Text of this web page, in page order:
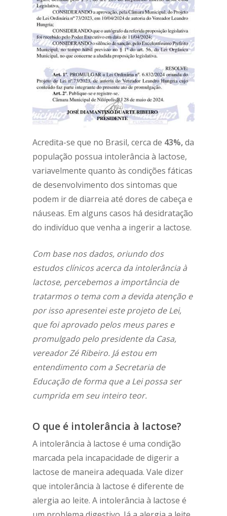
Acredita-se que no Brasil, cerca de 43%,da
população possua intolerância à lactose,
variavelmente quanto às condições fáticas
de desenvolvimento dos sintomas que
podem ir de diarreia até dores de cabeça e
náuseas. Em alguns casos há desidratação
do indivíduo que venha a ingerir a lactose.
Com base nos dados, oriundo dos
estudos clínicos acerca da intolerância à
lactose, percebemos a importância de
tratarmos o tema com a devida atenção e
por isso apresentei este projeto de Lei,
que foi aprovado pelos meus pares e
promulgado pelo presidente da Casa,
vereador Zé Ribeiro. Já estou em
entendimento com a Secretaria de
Educação de forma que a Lei possa ser
cumprida em seu inteiro teor.
O que é intolerância à lactose?
A intolerância à lactose é uma condição
marcada pela incapacidade de digerir a
lactose de maneira adequada. Vale dizer
que intolerância à lactose é diferente de
alergia ao leite. A intolerância à lactose é